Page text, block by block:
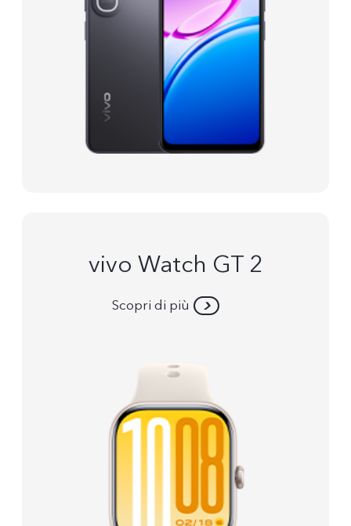
vivo Watch GT 2
Scopri di più